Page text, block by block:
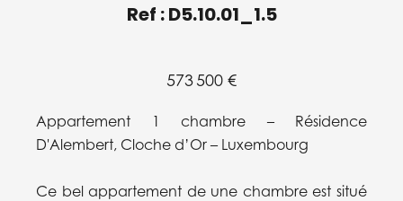
Ref : D5.10.01_1.5
573 500 €
Appartement 1 chambre – Résidence
D'Alembert, Cloche d’Or – Luxembourg
Ce bel appartement de une chambre est situé